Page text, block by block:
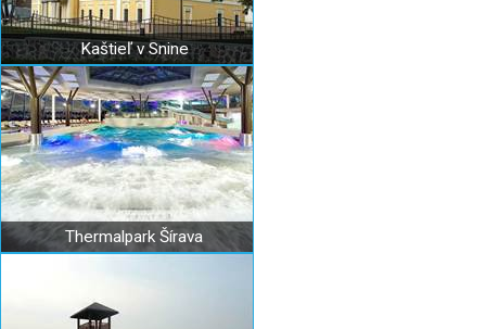
Kaštieľ v Snine
Thermalpark Šírava